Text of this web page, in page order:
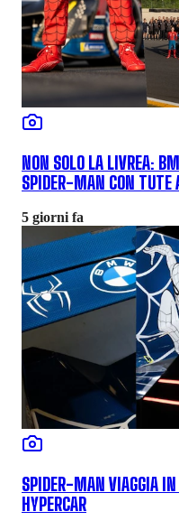
NON SOLO LA LIVREA:
SPIDER-MAN CON TUTE
5 giorni fa
SPIDER-MAN VIAGGIA
HYPERCAR